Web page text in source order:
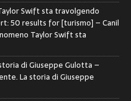
Swift sta travolgendo
50 results for [turismo] – Canil
Taylor Swift sta
di Giuseppe Gulotta –
La storia di Giuseppe